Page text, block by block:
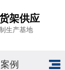
架供应
生产基地
例